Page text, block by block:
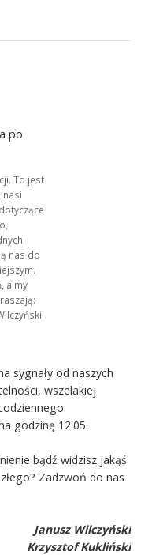
po
To jest
nasi
nas do
a my
sygnały od naszych
wszelakiej
godzinę 12.05.
bądź widzisz jakąś
Zadzwoń do nas
Janusz Wilczyński
Krzysztof Kukliński